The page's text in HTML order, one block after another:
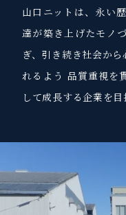
山口ニットは、永い
達が築き上げたモノ
ぎ、引き続き社会か
れるよう 品質重視を
して成長する企業を目